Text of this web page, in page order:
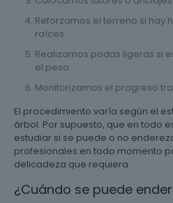
Reforzamos el terreno si hay
raíces.
Realizamos podas ligeras si
el peso.
Monitorizamos el progreso
El procedimiento varía según el
árbol. Por supuesto, que en todo
estudiar si se puede o no
profesionales en todo momento
delicadeza que requiera.
¿Cuándo se puede